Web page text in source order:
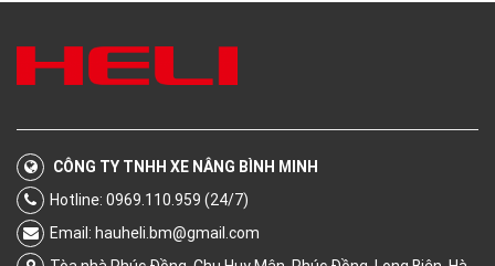
CÔNG TY TNHH XE NÂNG BÌNH MINH
Hotline: 0969.110.959 (24/7)
Email: hauheli.bm@gmail.com